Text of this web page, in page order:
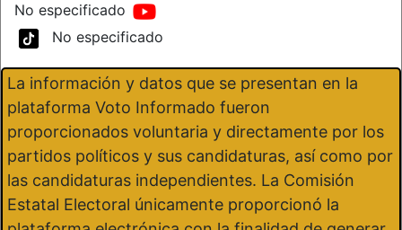
No especificado
No especificado
La información y datos que se presentan en la
plataforma Voto Informado fueron
proporcionados voluntaria y directamente por los
partidos políticos y sus candidaturas, así como por
las candidaturas independientes. La Comisión
Estatal Electoral únicamente proporcionó la